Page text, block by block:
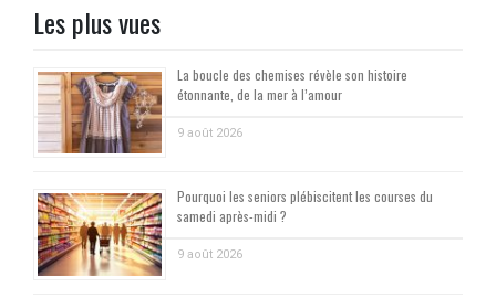
Les plus vues
La boucle des chemises révèle son histoire
étonnante, de la mer à l’amour
9 août 2026
Pourquoi les seniors plébiscitent les courses du
samedi après-midi ?
9 août 2026